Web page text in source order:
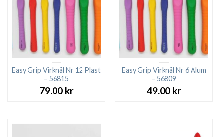
Easy Grip Virknål Nr 12 Plast
– 56815
79.00 kr
Easy Grip Virknål Nr 6 Alum
– 56809
49.00 kr